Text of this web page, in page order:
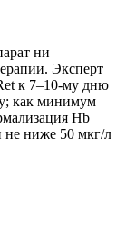
ни
Эксперт
к 7–10-му дню
как минимум
Hb
не ниже 50 мкг/л